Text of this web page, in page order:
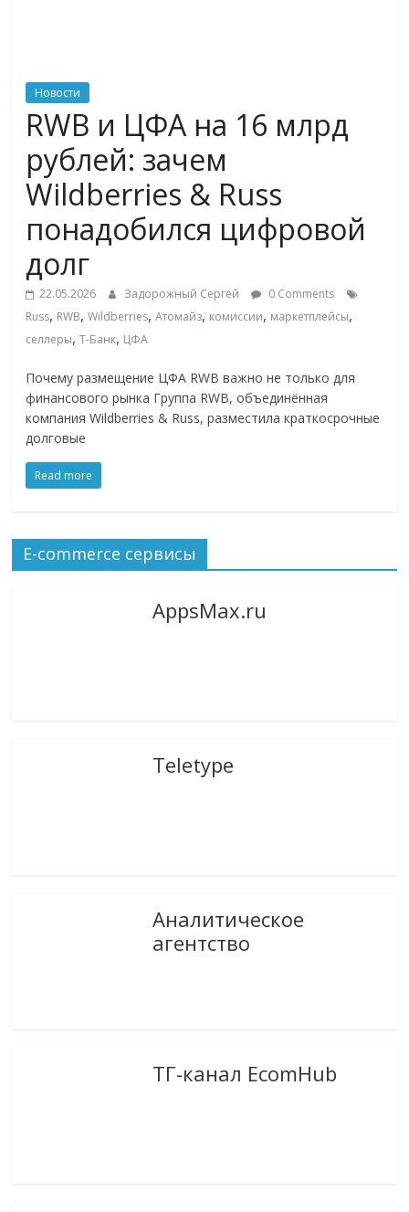
логистике,
технологиях,
соцсетях
Портал
онлайн-
торговле,
сервисах
для
Commerce,
ритейле,
логистике,
технологиях,
соцсетях.
Нам
как
знать
Новости
RWB и ЦФА на 16 млрд
рублей: зачем
Wildberries & Russ
понадобился цифровой
долг
22.05.2026 Задорожный Сергей
0 Comments
Russ, RWB,Wildberries,Атомайз, комиссии, маркетплейсы,
селлеры,Т-Банк, ЦФА
Почему размещение ЦФА RWB важно не только для
финансового рынка Группа RWB, объединённая
компания Wildberries & Russ, разместила краткосрочные
долговые
Read more
E-commerce сервисы
AppsMax.ru
Teletype
Аналитическое
агентство
ТГ-канал EcomHub